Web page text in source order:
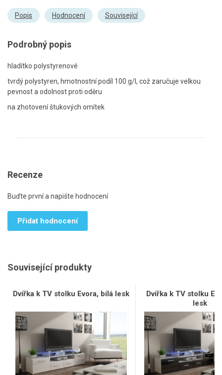
Popis Hodnocení Související
Podrobný popis
hladítko polystyrenové
tvrdý polystyren, hmotnostní podíl 100 g/l, což zaručuje velkou
pevnost a odolnost proti oděru
na zhotovení štukových omítek
Recenze
Buďte první a napište hodnocení
Přidat hodnocení
Související produkty
Dvířka k TV stolku Evora, bílá lesk
Dvířka k TV stolku
lesk